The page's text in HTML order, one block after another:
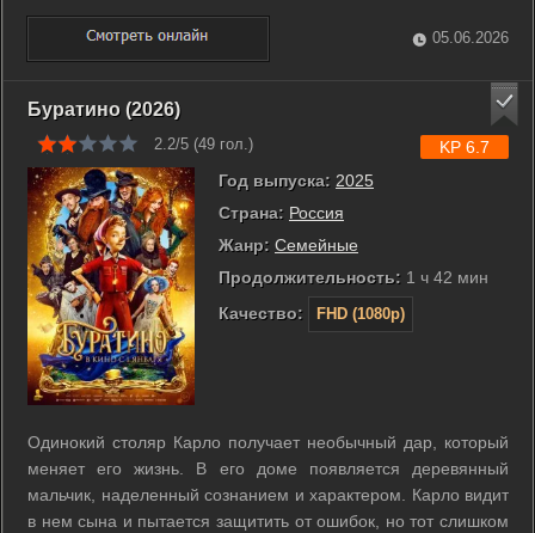
друзей первыми обнаруживают последствия крушения,
столкнувшись с аномалиями в поведении местных жителей.
Знакомые с детства люди ...
05.06.2026
Буратино (2026)
2.2/5 (49 гол.)
Год выпуска: 2025
Страна: Россия
Жанр: Семейные
Продолжительность: 1 ч 42 мин
Качество:
FHD (1080p)
KP 6.7
Одинокий столяр Карло получает необычный дар, который
меняет его жизнь. В его доме появляется деревянный
мальчик, наделенный сознанием и характером. Карло видит
в нем сына и пытается защитить от ошибок, но тот слишком